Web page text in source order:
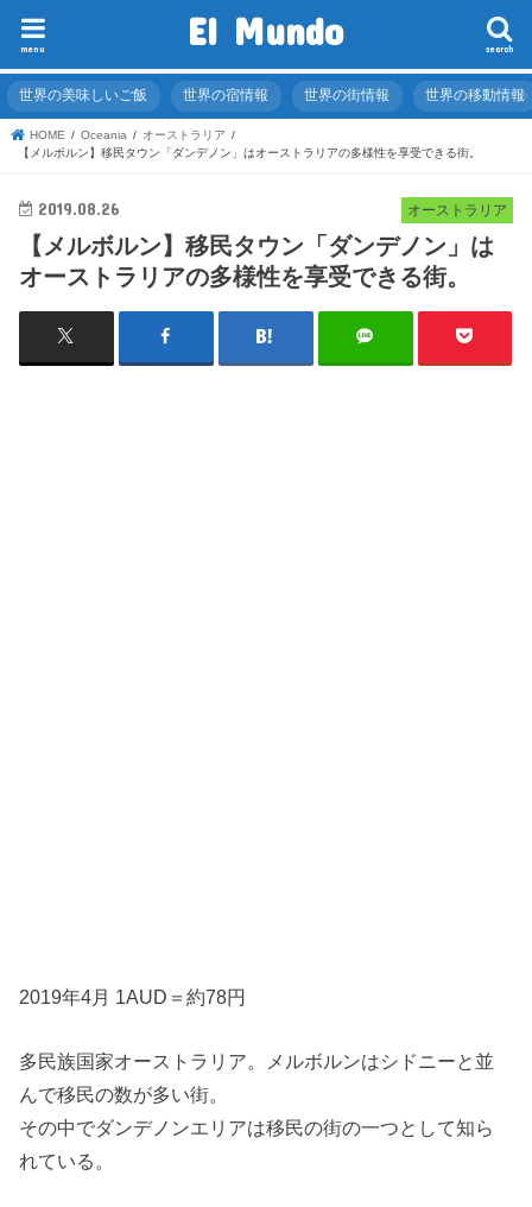
El Mundo search
menu
世界の美味しいご飯 世界の宿情報 世界の街情報 世界の移動情報
HOME Oceania
オーストラリア
【メルボルン】移民タウン「ダンデノン」はオーストラリアの多様性を享受できる街。
オーストラリア
2019.08.26
【メルボルン】移民タウン「ダンデノン」は
オーストラリアの多様性を享受できる街。
2019年4月 1AUD＝約78円
多民族国家オーストラリア。メルボルンはシドニーと並
んで移民の数が多い街。
その中でダンデノンエリアは移民の街の一つとして知ら
れている。